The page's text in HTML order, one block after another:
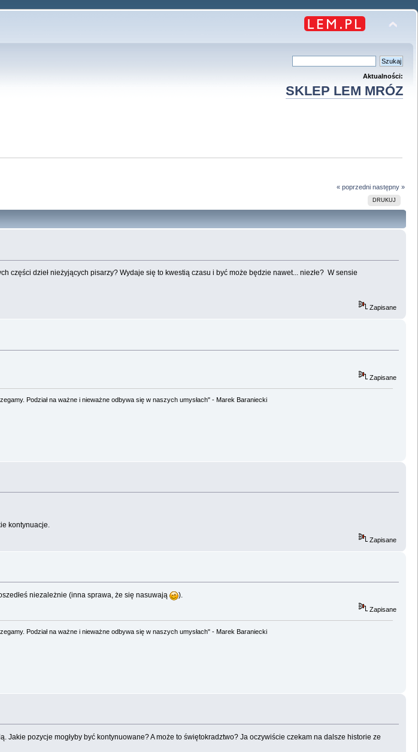
Aktualności:
SKLEP LEM MRÓZ
« poprzedni następny »
DRUKUJ
części dzieł nieżyjących pisarzy? Wydaje się to kwestią czasu i być może będzie nawet... niezłe? W sensie
Zapisane
Zapisane
Podział na ważne i nieważne odbywa się w naszych umysłach" - Marek Baraniecki
kontynuacje.
Zapisane
niezależnie (inna sprawa, że się nasuwają ).
Zapisane
Podział na ważne i nieważne odbywa się w naszych umysłach" - Marek Baraniecki
Jakie pozycje mogłyby być kontynuowane? A może to świętokradztwo? Ja oczywiście czekam na dalsze historie ze